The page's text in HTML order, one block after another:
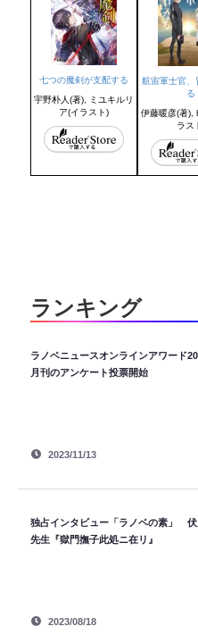
七つの魔剣が支配する
宇野朴人(著), ミユキルリ
ア(イラスト)
航宙軍士官、
る
伊藤暖彦(著),
ラス
ランキング
ラノベニュースオンラインアワード
月刊のアンケート投票開始
2023/11/13
独占インタビュー「ラノベの素」
先生『獄門撫子此処ニ在リ』
2023/08/18